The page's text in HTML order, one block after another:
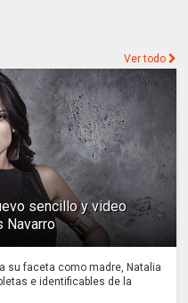
Ver todo
sencillo y video
Navarro
su faceta como madre, Natalia
e identificables de la